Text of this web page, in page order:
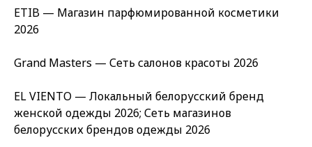
ETIB — Магазин парфюмированной косметики
2026
Grand Masters — Сеть салонов красоты 2026
EL VIENTO — Локальный белорусский бренд
женской одежды 2026; Сеть магазинов
белорусских брендов одежды 2026